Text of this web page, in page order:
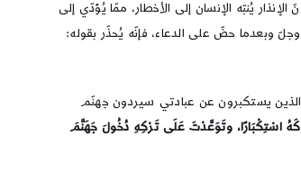
يُنبّه الإنسان إلى الأخطار، ممّا يُؤدّي إلى
وبعدما حضّ على الدعاء، فإنّه يُحذّر بقوله:
الذين يستكبرون عن عبادتي سيردون جهنّم
اسْتِكْبَارًا، وتَوَعَّدْتَ عَلَى تَرْكِهِ دُخُولَ جَهَنَّمَ